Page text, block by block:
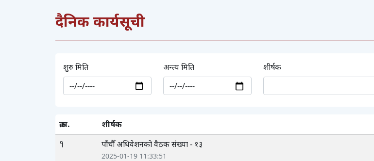
दैनिक कार्यसूची
शुरु मिति अन्त्य मिति शीर्षक
क्र.स. शीर्षक
1 पाँचौँ अधिवेशनको वैठक संख्या - १३
2025-01-19 11:33:51